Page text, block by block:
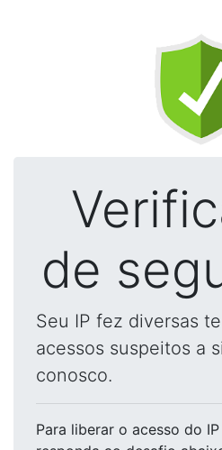
de
Seu IP fez diversas
acessos suspeitos a
conosco.
Para liberar o acesso do IP